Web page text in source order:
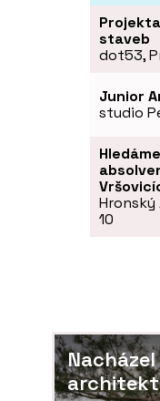
staveb
dot53,
Junior
studio
Hronský
10
Nacházel